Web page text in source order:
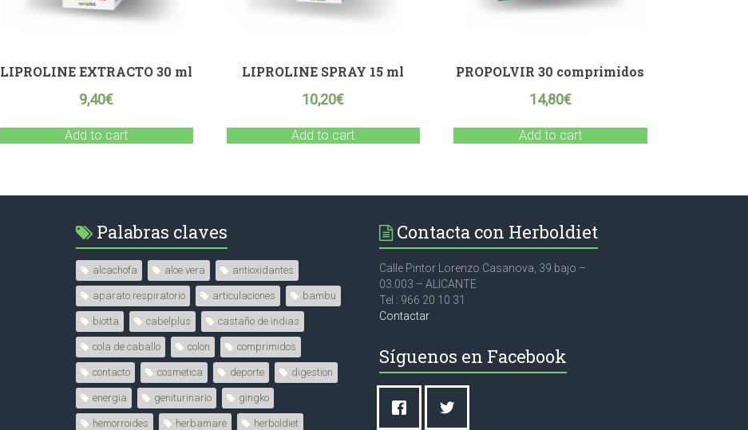
LIPROLINE EXTRACTO 30 ml
9,40€
Add to cart
LIPROLINE SPRAY 15 ml
10,20€
Add to cart
PROPOLVIR 30 comprimidos
14,80€
Add to cart
Palabras claves
alcachofa aloe vera antioxidantes
aparato respiratorio articulaciones bambu
biotta cabelplus castaño de indias
cola de caballo colon comprimidos
contacto cosmetica deporte digestion
energia geniturinario gingko
hemorroides herbamare herboldiet
Contacta con Herboldiet
Calle Pintor Lorenzo Casanova, 39 bajo –
03.003 – ALICANTE
Tel : 966 20 10 31
Contactar
Síguenos en Facebook